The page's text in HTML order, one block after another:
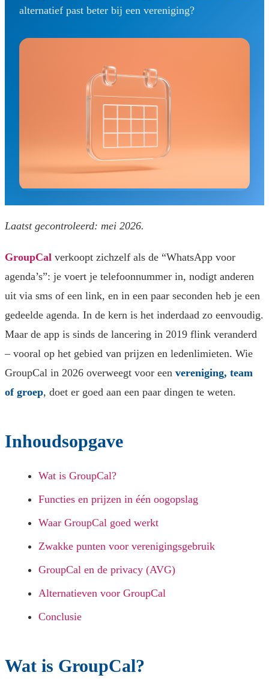
alternatief past beter bij een vereniging?
Laatst gecontroleerd: mei 2026.
GroupCal verkoopt zichzelf als de “WhatsApp voor
agenda’s”: je voert je telefoonnummer in, nodigt anderen
uit via sms of een link, en in een paar seconden heb je een
gedeelde agenda. In de kern is het inderdaad zo eenvoudig.
Maar de app is sinds de lancering in 2019 flink veranderd
– vooral op het gebied van prijzen en ledenlimieten. Wie
GroupCal in 2026 overweegt voor een vereniging, team
of groep, doet er goed aan een paar dingen te weten.
Inhoudsopgave
Wat is GroupCal?
Functies en prijzen in één oogopslag
Waar GroupCal goed werkt
Zwakke punten voor verenigingsgebruik
GroupCal en de privacy (AVG)
Alternatieven voor GroupCal
Conclusie
Wat is GroupCal?